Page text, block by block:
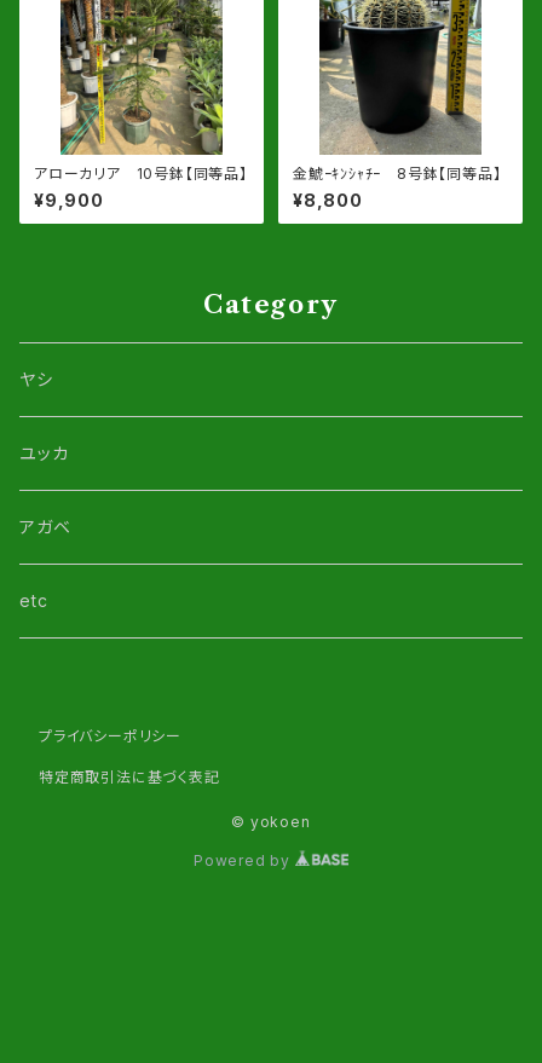
アローカリア 10号鉢【同等品】
¥9,900
金鯱ｰｷﾝｼｬﾁｰ 8号鉢【同等品】
¥8,800
Category
ヤシ
ユッカ
アガベ
etc
プライバシーポリシー
特定商取引法に基づく表記
© yokoen
Powered by